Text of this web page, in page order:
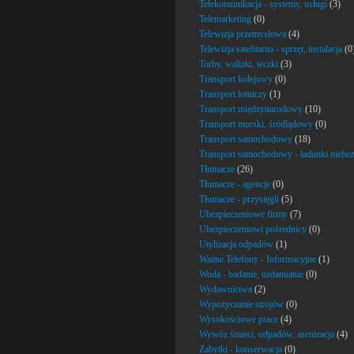
Telekomunikacja - systemy, usługi (3)
Telemarketing (0)
Telewizja przemysłowa (4)
Telewizja satelitarna - sprzęt, instalacja
Torby, walizki, teczki (3)
Transport kolejowy (0)
Transport lotniczy (1)
Transport międzynarodowy (10)
Transport morski, śródlądowy (0)
Transport samochodowy (18)
Transport samochodowy - ładunki
Tłumacze (26)
Tłumacze - agencje (0)
Tłumacze - przysięgli (5)
Ubezpieczeniowe firmy (7)
Ubezpieczeniowi pośrednicy (0)
Utylizacja odpadów (1)
Ważne Telefony - Informacyjne (1)
Woda - badanie, uzdatnianie (0)
Wydawnictwa (2)
Wypożyczanie strojów (0)
Wysokościowe prace (4)
Wywóz śmieci, odpadów, asenizacja (4)
Zabytki - konserwacja (0)